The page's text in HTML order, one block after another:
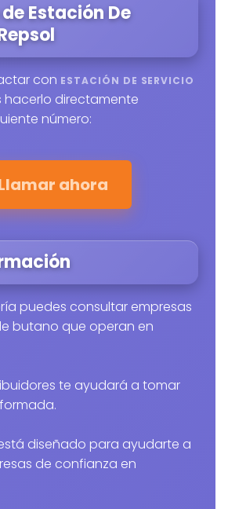
Estación De
con ESTACIÓN DE SERVICIO
hacerlo directamente
número:
ahora
butano que operan en
te ayudará a tomar
diseñado para ayudarte a
de confianza en